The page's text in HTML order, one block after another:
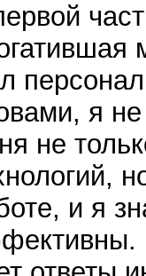
я
не
и я